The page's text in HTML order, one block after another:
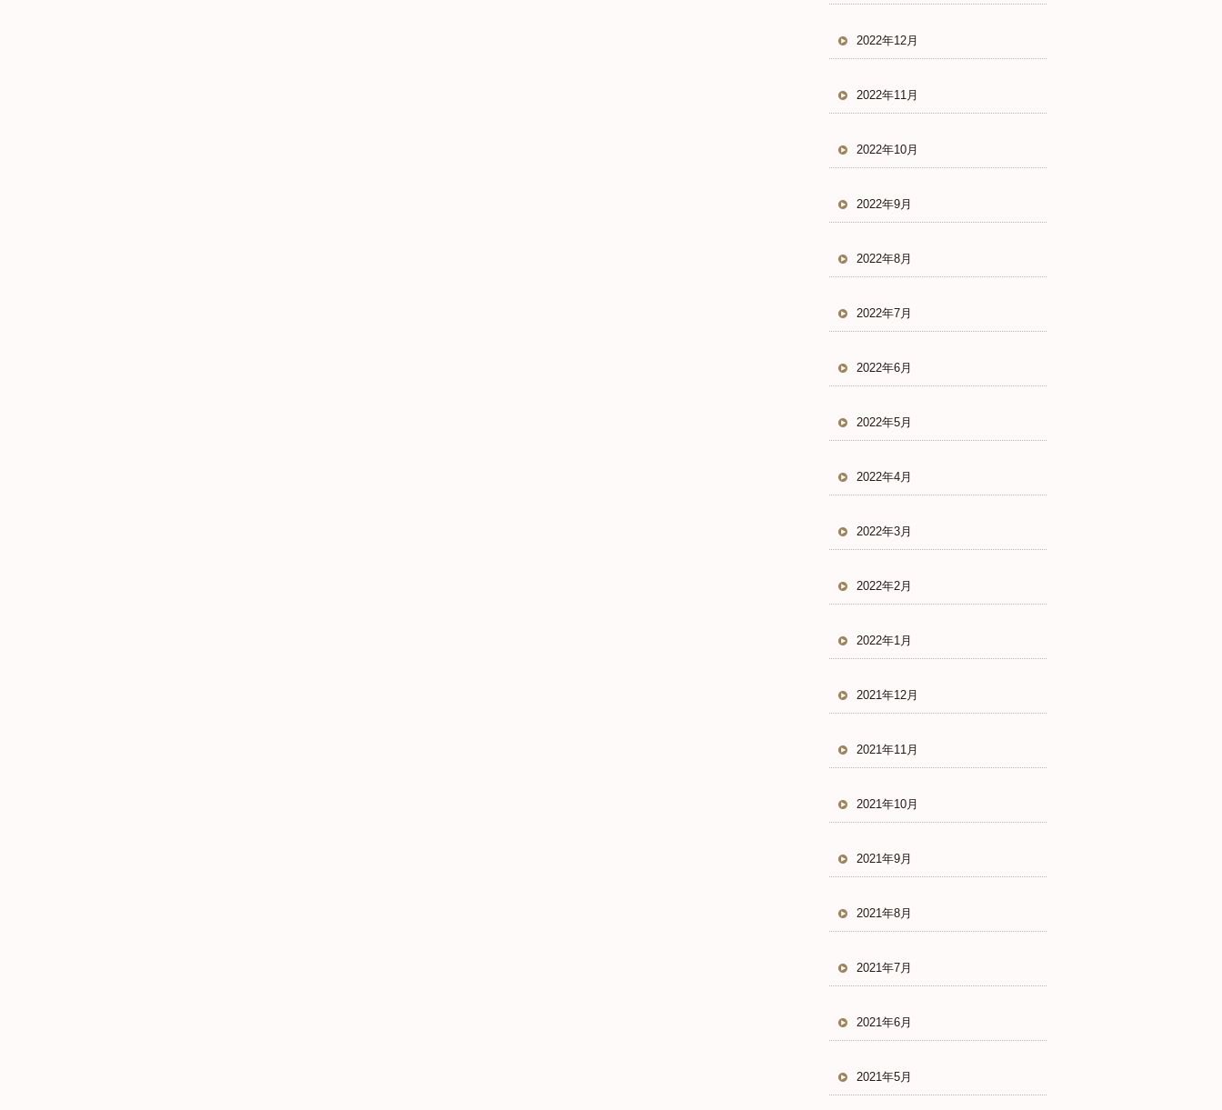
2022年12月
2022年11月
2022年10月
2022年9月
2022年8月
2022年7月
2022年6月
2022年5月
2022年4月
2022年3月
2022年2月
2022年1月
2021年12月
2021年11月
2021年10月
2021年9月
2021年8月
2021年7月
2021年6月
2021年5月